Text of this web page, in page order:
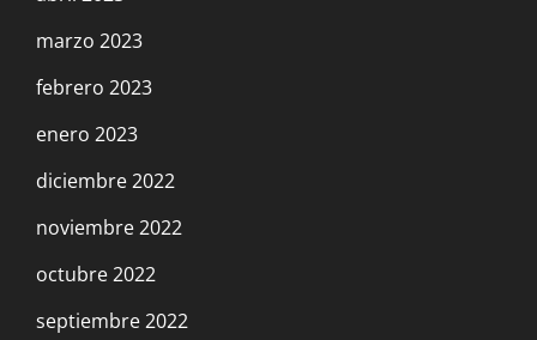
marzo 2023
febrero 2023
enero 2023
diciembre 2022
noviembre 2022
octubre 2022
septiembre 2022